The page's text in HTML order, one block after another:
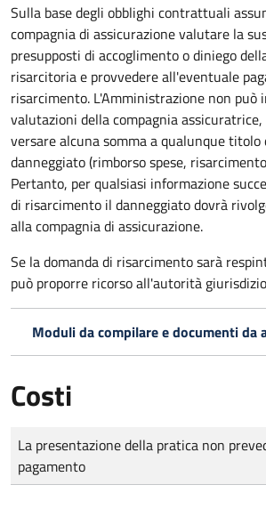
Sulla base degli obblighi contrattuali
compagnia di assicurazione valutare la
presupposti di accoglimento o diniego
risarcitoria e provvedere all'eventuale
risarcimento. L'Amministrazione non
valutazioni della compagnia assicuratrice,
versare alcuna somma a qualunque
danneggiato (rimborso spese,
Pertanto, per qualsiasi informazione
di risarcimento il danneggiato dovrà
alla compagnia di assicurazione.
Se la domanda di risarcimento sarà
può proporre ricorso all'autorità
Moduli da compilare e documenti da
Costi
Tipo di pagamento
Importo
La presentazione della pratica non
pagamento